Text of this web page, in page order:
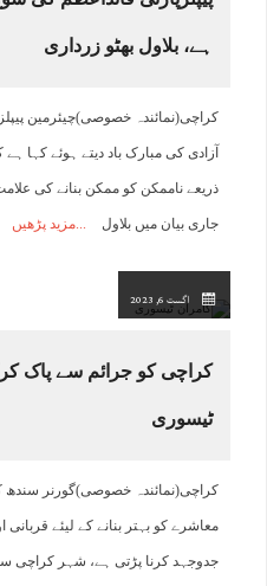
ہے، بلاول بھٹو زرداری
کراچی(نمائندہ خصوصی)چیئرمین
آزادی کی مبارک باد دیتے ہوئے کہا
ذریعے ناممکن کو ممکن بنانے کی
جاری بیان میں بلاول مزید پڑھیں
اگست 6, 2023
کراچی کو جرائم سے پاک
ٹیسوری
کراچی(نمائندہ خصوصی)گورنر سندھ
معاشرے کو بہتر بنانے کے لیئے
جدوجہد کرنا پڑتی ہے، شہر کراچی